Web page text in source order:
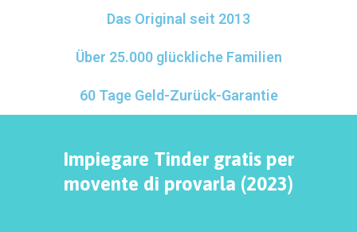
Das Original seit 2013
Über 25.000 glückliche Familien
60 Tage Geld-Zurück-Garantie
Impiegare Tinder gratis per
movente di provarla (2023)